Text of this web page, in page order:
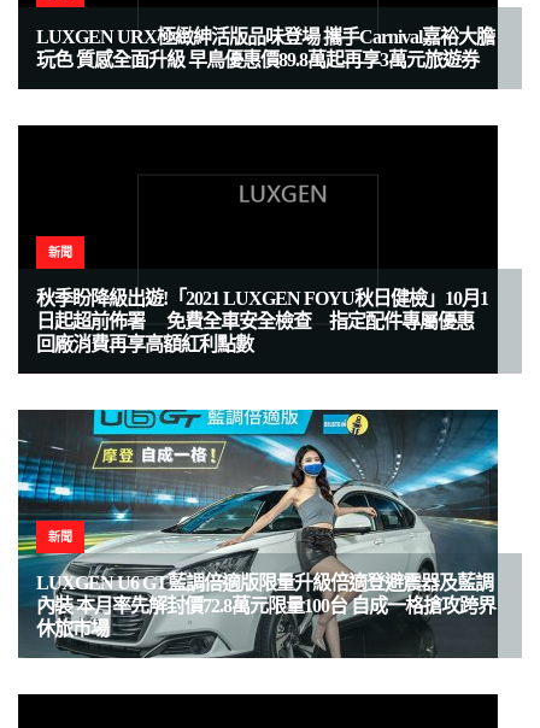
LUXGEN URX極緻紳活版品味登場 攜手Carnival嘉裕大膽
玩色 質感全面升級 早鳥優惠價89.8萬起再享3萬元旅遊券
新聞
秋季盼降級出遊!「2021 LUXGEN FOYU秋日健檢」10月1
日起超前佈署 免費全車安全檢查 指定配件專屬優惠
回廠消費再享高額紅利點數
新聞
LUXGEN U6 GT藍調倍適版限量升級倍適登避震器及藍調
內裝 本月率先解封價72.8萬元限量100台 自成一格搶攻跨界
休旅市場